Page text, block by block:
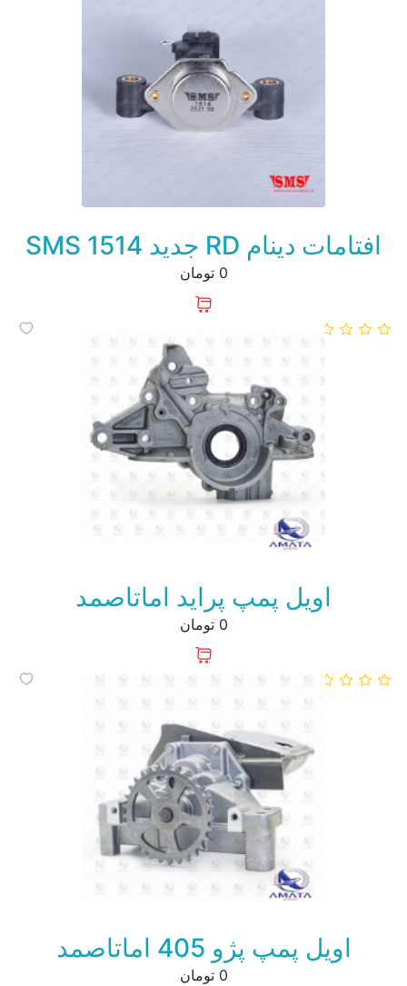
افتامات دینام RD جدید 1514 SMS
0 تومان
اویل پمپ پراید اماتاصمد
0 تومان
اویل پمپ پژو 405 اماتاصمد
0 تومان